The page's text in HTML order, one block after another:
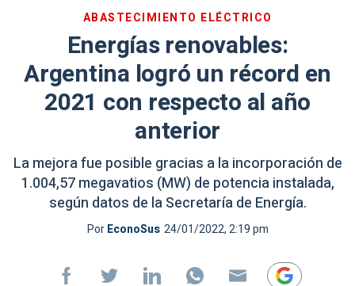
ABASTECIMIENTO ELÉCTRICO
Energías renovables:
Argentina logró un récord en
2021 con respecto al año
anterior
La mejora fue posible gracias a la incorporación de
1.004,57 megavatios (MW) de potencia instalada,
según datos de la Secretaría de Energía.
PorEconoSus 24/01/2022, 2:19 pm